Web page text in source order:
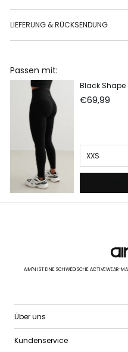
LIEFERUNG & RÜCKSENDUNG
Passen mit:
Black Shape
€69,99
AIM'N IST EINE SCHWEDISCHE ACTIVEWEAR-
Über uns
Kundenservice